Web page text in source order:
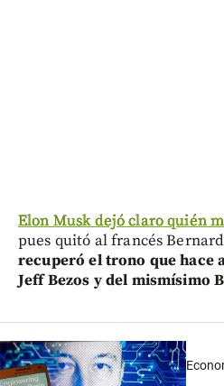
Elon Musk dejó claro quién
pues quitó al francés
recuperó el trono que hace
Jeff Bezos y del mismísimo